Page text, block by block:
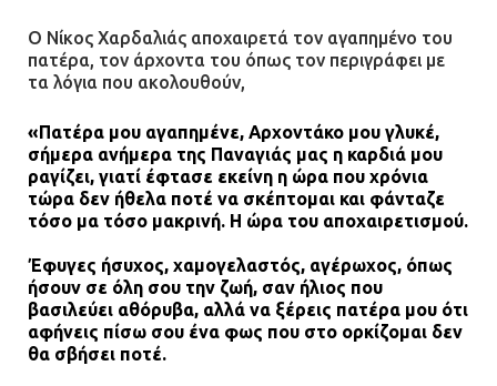
Ο Νίκος Χαρδαλιάς αποχαιρετά τον αγαπημένο του
πατέρα, τον άρχοντα του όπως τον περιγράφει με
τα λόγια που ακολουθούν,
«Πατέρα μου αγαπημένε, Αρχοντάκο μου γλυκέ,
σήμερα ανήμερα της Παναγιάς μας η καρδιά μου
ραγίζει, γιατί έφτασε εκείνη η ώρα που χρόνια
τώρα δεν ήθελα ποτέ να σκέπτομαι και φάνταζε
τόσο μα τόσο μακρινή. Η ώρα του αποχαιρετισμού.
Έφυγες ήσυχος, χαμογελαστός, αγέρωχος, όπως
ήσουν σε όλη σου την ζωή, σαν ήλιος που
βασιλεύει αθόρυβα, αλλά να ξέρεις πατέρα μου ότι
αφήνεις πίσω σου ένα φως που στο ορκίζομαι δεν
θα σβήσει ποτέ.